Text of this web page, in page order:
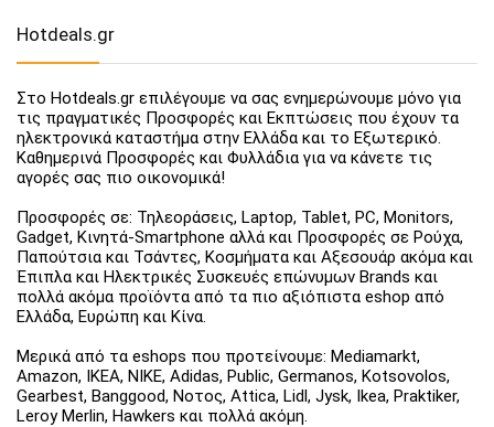
Hotdeals.gr
Στο Hotdeals.gr επιλέγουμε να σας ενημερώνουμε μόνο για
τις πραγματικές Προσφορές και Εκπτώσεις που έχουν τα
ηλεκτρονικά καταστήμα στην Ελλάδα και το Εξωτερικό.
Καθημερινά Προσφορές και Φυλλάδια για να κάνετε τις
αγορές σας πιο οικονομικά!
Προσφορές σε: Τηλεοράσεις, Laptop, Tablet, PC, Monitors,
Gadget, Κινητά-Smartphone αλλά και Προσφορές σε Ρούχα,
Παπούτσια και Τσάντες, Κοσμήματα και Αξεσουάρ ακόμα και
Έπιπλα και Ηλεκτρικές Συσκευές επώνυμων Brands και
πολλά ακόμα προϊόντα από τα πιο αξιόπιστα eshop από
Ελλάδα, Ευρώπη και Κίνα.
Μερικά από τα eshops που προτείνουμε: Mediamarkt,
Amazon, IKEA, NIKE, Adidas, Public, Germanos, Kotsovolos,
Gearbest, Banggood, Νοτος, Attica, Lidl, Jysk, Ikea, Praktiker,
Leroy Merlin, Hawkers και πολλά ακόμη.